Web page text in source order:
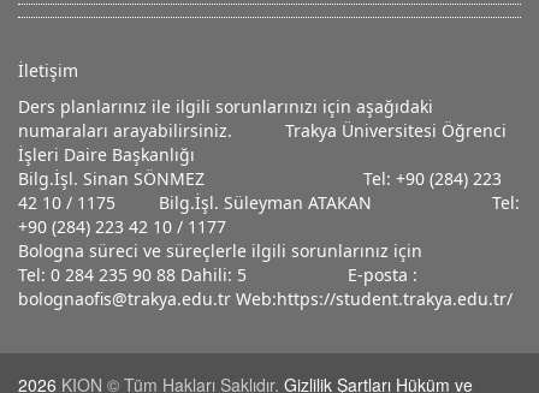
İletişim
Ders planlarınız ile ilgili sorunlarınızı için aşağıdaki
numaraları arayabilirsiniz. Trakya Üniversitesi Öğrenci
İşleri Daire Başkanlığı
Bilg.İşl. Sinan SÖNMEZ Tel: +90 (284) 223
42 10 / 1175 Bilg.İşl. Süleyman ATAKAN Tel:
+90 (284) 223 42 10 / 1177
Bologna süreci ve süreçlerle ilgili sorunlarınız için
Tel: 0 284 235 90 88 Dahili: 5 E-posta :
bolognaofis@trakya.edu.tr Web:https://student.trakya.edu.tr/
2026 KION © Tüm Hakları Saklıdır. Gizlilik Şartları Hüküm ve